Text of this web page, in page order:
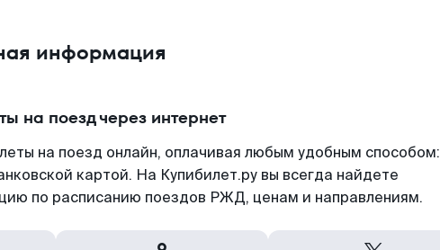
информация
на поезд через интернет
на поезд онлайн, оплачивая любым удобным способом:
картой. На Купибилет.ру вы всегда найдете
по расписанию поездов РЖД, ценам и направлениям.